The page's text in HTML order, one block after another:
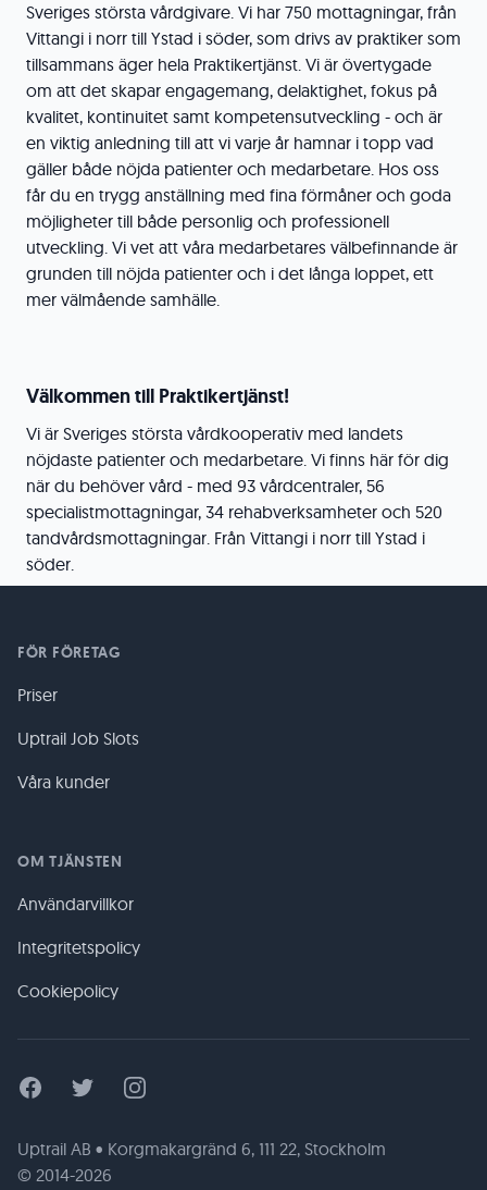
Sveriges största vårdgivare. Vi har 750 mottagningar, från
Vittangi i norr till Ystad i söder, som drivs av praktiker som
tillsammans äger hela Praktikertjänst. Vi är övertygade
om att det skapar engagemang, delaktighet, fokus på
kvalitet, kontinuitet samt kompetensutveckling - och är
en viktig anledning till att vi varje år hamnar i topp vad
gäller både nöjda patienter och medarbetare. Hos oss
får du en trygg anställning med fina förmåner och goda
möjligheter till både personlig och professionell
utveckling. Vi vet att våra medarbetares välbefinnande är
grunden till nöjda patienter och i det långa loppet, ett
mer välmående samhälle.
Välkommen till Praktikertjänst!
Vi är Sveriges största vårdkooperativ med landets
nöjdaste patienter och medarbetare. Vi finns här för dig
när du behöver vård - med 93 vårdcentraler, 56
specialistmottagningar, 34 rehabverksamheter och 520
tandvårdsmottagningar. Från Vittangi i norr till Ystad i
söder.
FÖR FÖRETAG
Priser
Uptrail Job Slots
Våra kunder
OM TJÄNSTEN
Användarvillkor
Integritetspolicy
Cookiepolicy
FacebookTwitter Instagram
Uptrail AB • Korgmakargränd 6, 111 22, Stockholm
© 2014-2026